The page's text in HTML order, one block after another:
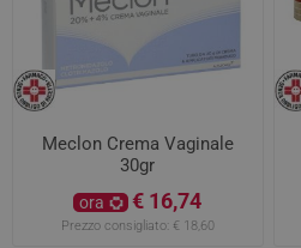
Meclon Crema Vaginale
30gr
ora € 16,74
Prezzo consigliato: € 18,60